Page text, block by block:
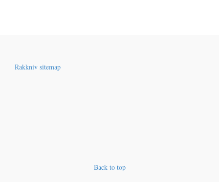
Rakkniv sitemap
Back to top